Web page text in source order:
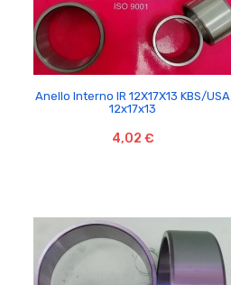

Anello Interno IR 12X17X13 KBS/USA
12x17x13
4,02 €